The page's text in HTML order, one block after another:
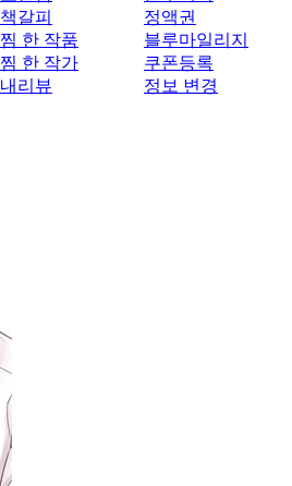
책갈피
찜 한 작품
찜 한 작가
내리뷰
정액권
블루마일리지
쿠폰등록
정보 변경